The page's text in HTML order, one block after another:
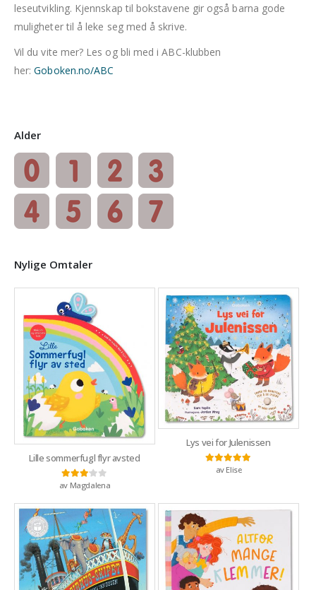
leseutvikling. Kjennskap til bokstavene gir også barna gode
muligheter til å leke seg med å skrive.
Vil du vite mer? Les og bli med i ABC-klubben
her:Goboken.no/ABC
Alder
Nylige Omtaler
Lille sommerfugl flyr avsted
Vurdert3av 5
av Magdalena
Lys vei for Julenissen
Vurdert5
av Elise